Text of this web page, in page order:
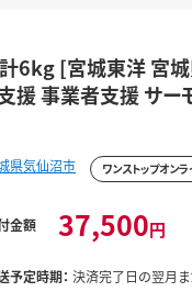
計6kg [宮城東洋 宮
援 事業者支援 サー
県気仙沼市 ワンストップオン
金額 37,500円
予定時期： 決済完了日の翌月ま